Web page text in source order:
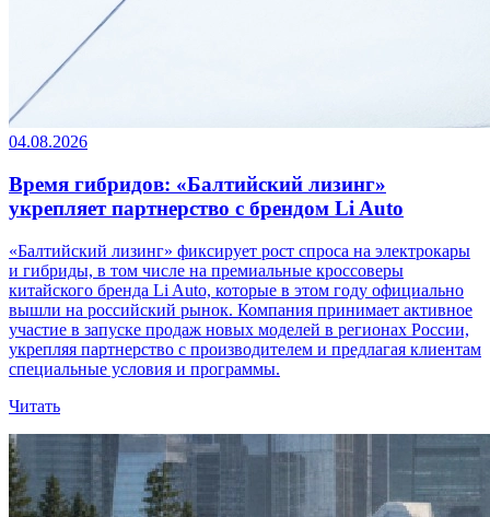
04.08.2026
Время гибридов: «Балтийский лизинг»
укрепляет партнерство с брендом Li Auto
«Балтийский лизинг» фиксирует рост спроса на электрокары
и гибриды, в том числе на премиальные кроссоверы
китайского бренда Li Auto, которые в этом году официально
вышли на российский рынок. Компания принимает активное
участие в запуске продаж новых моделей в регионах России,
укрепляя партнерство с производителем и предлагая клиентам
специальные условия и программы.
Читать